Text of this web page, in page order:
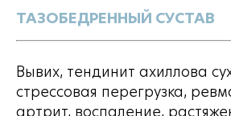
ТАЗОБЕДРЕННЫЙ СУСТАВ
Вывих, тендинит ахиллова
стрессовая перегрузка,
артрит, воспаление,